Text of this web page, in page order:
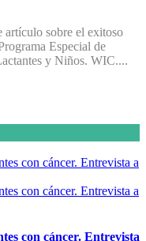
artículo sobre el exitoso
Especial de
y Niños. WIC....
con cáncer. Entrevista